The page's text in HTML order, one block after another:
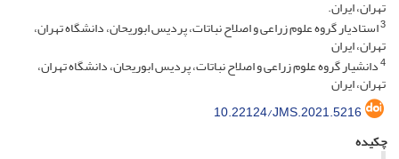
تهران، ایران.
3استادیار گروه علوم زراعی و اصلاح نباتات، پردیس ابوریحان، دانشگاه تهران،
تهران، ایران
4دانشیار گروه علوم زراعی و اصلاح نباتات، پردیس ابوریحان، دانشگاه تهران،
تهران، ایران
10.22124/JMS.2021.5216
چکیده